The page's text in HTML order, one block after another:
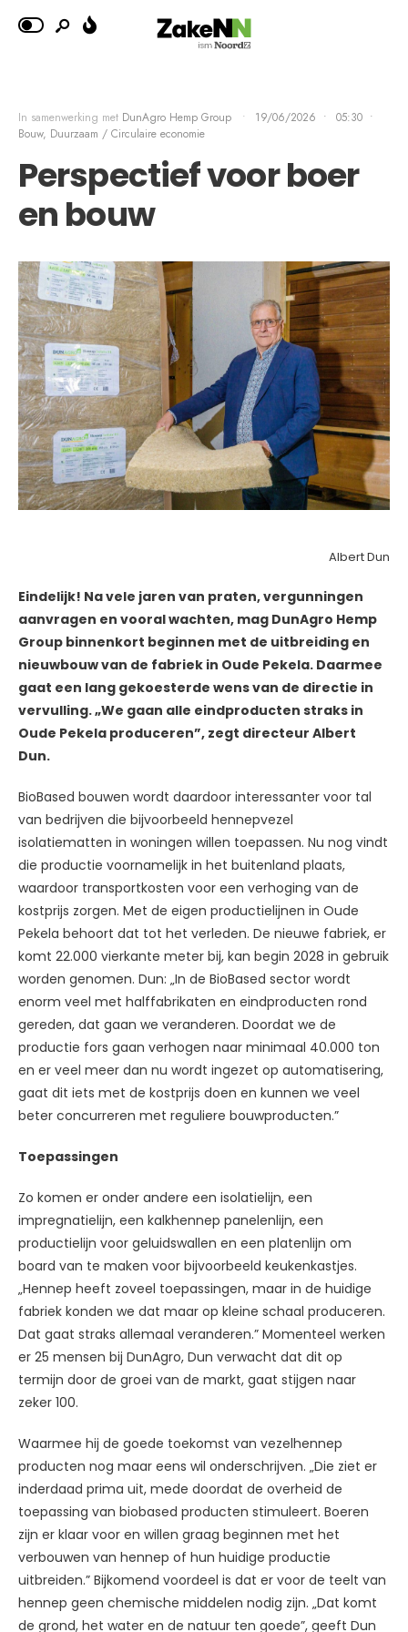
In samenwerking met DunAgro Hemp Group • 19/06/2026 • 05:30 •
Bouw, Duurzaam / Circulaire economie
Perspectief voor boer
en bouw
Albert Dun
Eindelijk! Na vele jaren van praten, vergunningen
aanvragen en vooral wachten, mag DunAgro Hemp
Group binnenkort beginnen met de uitbreiding en
nieuwbouw van de fabriek in Oude Pekela. Daarmee
gaat een lang gekoesterde wens van de directie in
vervulling. „We gaan alle eindproducten straks in
Oude Pekela produceren”, zegt directeur Albert
Dun.
BioBased bouwen wordt daardoor interessanter voor tal
van bedrijven die bijvoorbeeld hennepvezel
isolatiematten in woningen willen toepassen. Nu nog vindt
die productie voornamelijk in het buitenland plaats,
waardoor transportkosten voor een verhoging van de
kostprijs zorgen. Met de eigen productielijnen in Oude
Pekela behoort dat tot het verleden. De nieuwe fabriek, er
komt 22.000 vierkante meter bij, kan begin 2028 in gebruik
worden genomen. Dun: „In de BioBased sector wordt
enorm veel met halffabrikaten en eindproducten rond
gereden, dat gaan we veranderen. Doordat we de
productie fors gaan verhogen naar minimaal 40.000 ton
en er veel meer dan nu wordt ingezet op automatisering,
gaat dit iets met de kostprijs doen en kunnen we veel
beter concurreren met reguliere bouwproducten.”
Toepassingen
Zo komen er onder andere een isolatielijn, een
impregnatielijn, een kalkhennep panelenlijn, een
productielijn voor geluidswallen en een platenlijn om
board van te maken voor bijvoorbeeld keukenkastjes.
„Hennep heeft zoveel toepassingen, maar in de huidige
fabriek konden we dat maar op kleine schaal produceren.
Dat gaat straks allemaal veranderen.” Momenteel werken
er 25 mensen bij DunAgro, Dun verwacht dat dit op
termijn door de groei van de markt, gaat stijgen naar
zeker 100.
Waarmee hij de goede toekomst van vezelhennep
producten nog maar eens wil onderschrijven. „Die ziet er
inderdaad prima uit, mede doordat de overheid de
toepassing van biobased producten stimuleert. Boeren
zijn er klaar voor en willen graag beginnen met het
verbouwen van hennep of hun huidige productie
uitbreiden.” Bijkomend voordeel is dat er voor de teelt van
hennep geen chemische middelen nodig zijn. „Dat komt
de grond, het water en de natuur ten goede”, geeft Dun